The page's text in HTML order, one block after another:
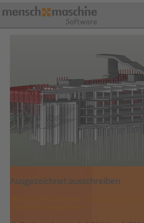
Ausgezeichnet ausschreiben